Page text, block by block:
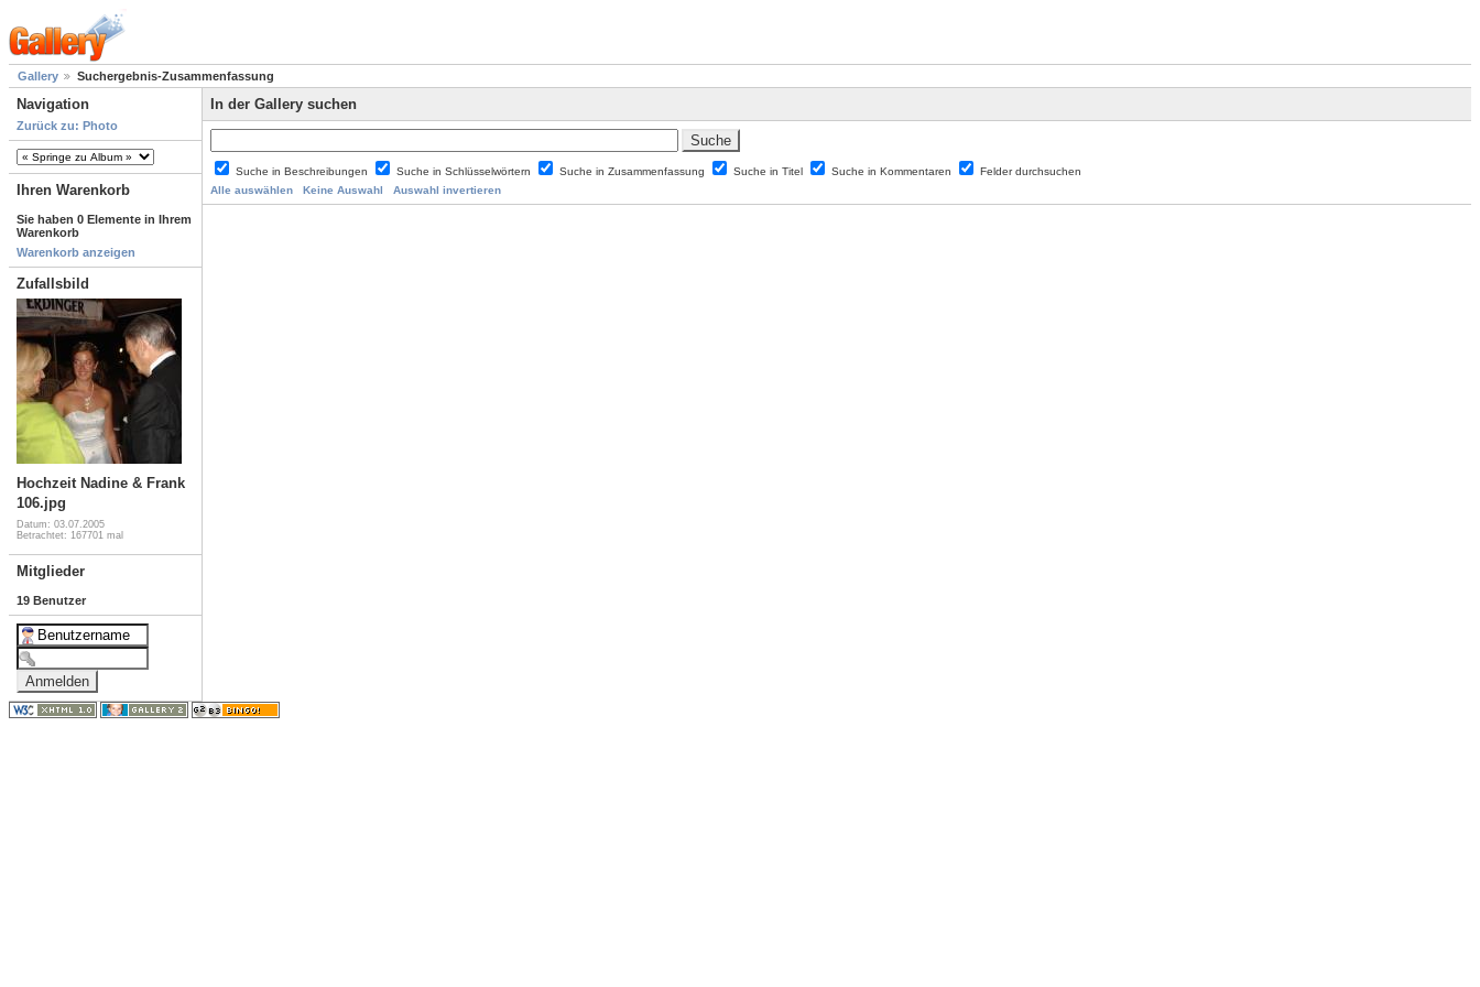
Gallery Suchergebnis-Zusammenfassung
Navigation
Zurück zu: Photo
Ihren Warenkorb
Sie haben 0 Elemente in Ihrem
Warenkorb
Warenkorb anzeigen
Zufallsbild
Hochzeit Nadine & Frank
106.jpg
Datum: 03.07.2005
Betrachtet: 167701 mal
Mitglieder
19 Benutzer
In der Gallery suchen
Suche in Beschreibungen Suche in Schlüsselwörtern Suche in Zusammenfassung Suche in Titel Suche in Kommentaren
Felder durchsuchen
Alle auswählen
Keine Auswahl Auswahl invertieren